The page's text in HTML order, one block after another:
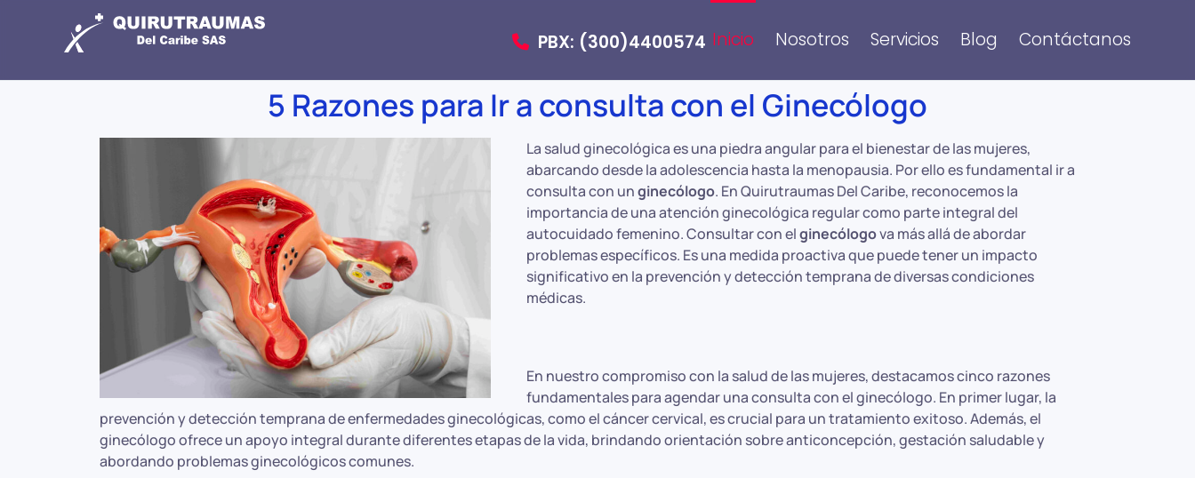
PBX: (300)4400574 Inicio Nosotros Servicios Blog Contáctanos
5 Razones para Ir a consulta con el Ginecólogo
La salud ginecológica es una piedra angular para el bienestar de las mujeres,
abarcando desde la adolescencia hasta la menopausia. Por ello es fundamental ir a
consulta con unginecólogo. En Quirutraumas Del Caribe, reconocemos la
importancia de una atención ginecológica regular como parte integral del
autocuidado femenino. Consultar con elginecólogova más allá de abordar
problemas específicos. Es una medida proactiva que puede tener un impacto
significativo en la prevención y detección temprana de diversas condiciones
médicas.
En nuestro compromiso con la salud de las mujeres, destacamos cinco razones
fundamentales para agendar una consulta con el ginecólogo. En primer lugar, la
prevención y detección temprana de enfermedades ginecológicas, como el cáncer cervical, es crucial para un tratamiento exitoso. Además, el
ginecólogo ofrece un apoyo integral durante diferentes etapas de la vida, brindando orientación sobre anticoncepción, gestación saludable y
abordando problemas ginecológicos comunes.